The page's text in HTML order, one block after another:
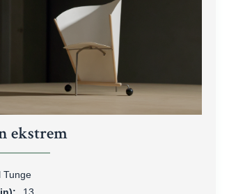
ekstrem
Tunge